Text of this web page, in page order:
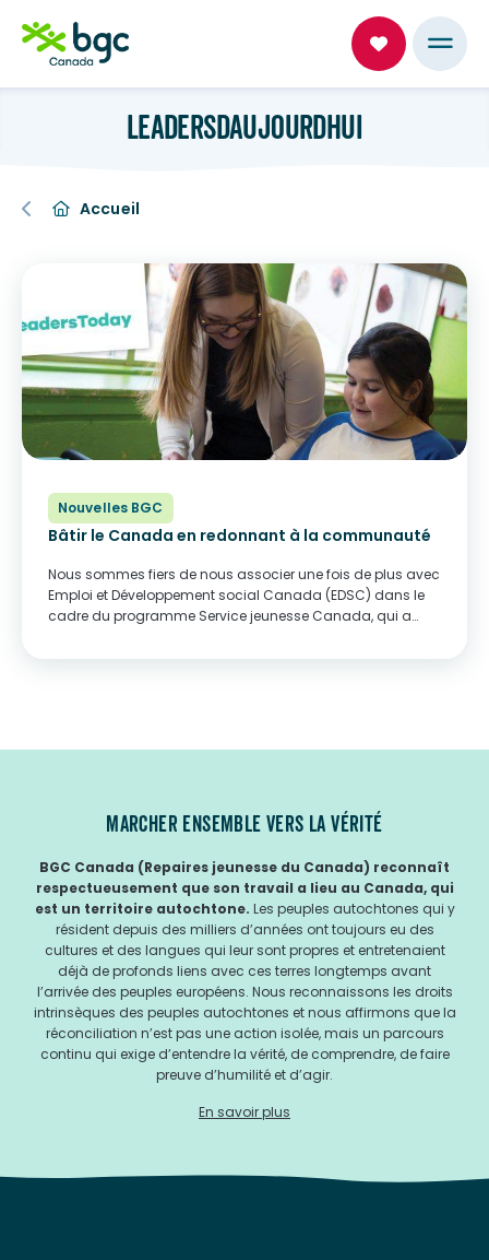
LEADERSDAUJOURDHUI
Accueil
Nouvelles BGC
Bâtir le Canada en redonnant à la communauté
Nous sommes fiers de nous associer une fois de plus avec
Emploi et Développement social Canada (EDSC) dans le
cadre du programme Service jeunesse Canada, qui a
MARCHER ENSEMBLE VERS LA VÉRITÉ
BGC Canada (Repaires jeunesse du Canada) reconnaît
respectueusement que son travail a lieu au Canada, qui
est un territoire autochtone. Les peuples autochtones qui y
résident depuis des milliers d’années ont toujours eu des
cultures et des langues qui leur sont propres et entretenaient
déjà de profonds liens avec ces terres longtemps avant
l’arrivée des peuples européens. Nous reconnaissons les droits
intrinsèques des peuples autochtones et nous affirmons que la
réconciliation n’est pas une action isolée, mais un parcours
continu qui exige d’entendre la vérité, de comprendre, de faire
preuve d’humilité et d’agir.
En savoir plus